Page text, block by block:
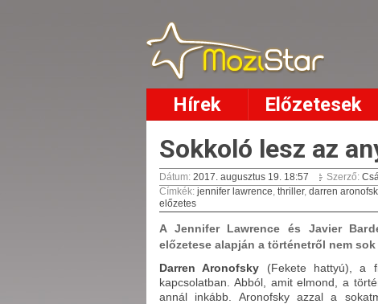
Hírek Előzetesek
Sokkoló lesz az
Dátum: 2017. augusztus 19. 18:57 Szerző:
Címkék: jennifer lawrence, thriller, darren
előzetes
A Jennifer Lawrence és Javier
előzetese alapján a történetről nem
Darren Aronofsky (Fekete hattyú), a
kapcsolatban. Abból, amit elmond, a
annál inkább. Aronofsky azzal a